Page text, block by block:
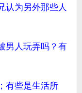
认为另外那些人
男人玩弄吗？有
有些是生活所